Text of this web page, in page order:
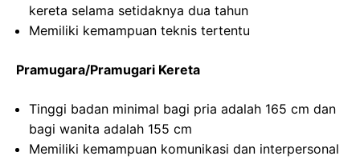
kereta selama setidaknya dua tahun
Memiliki kemampuan teknis tertentu
Pramugara/Pramugari Kereta
Tinggi badan minimal bagi pria adalah 165 cm dan
bagi wanita adalah 155 cm
Memiliki kemampuan komunikasi dan interpersonal